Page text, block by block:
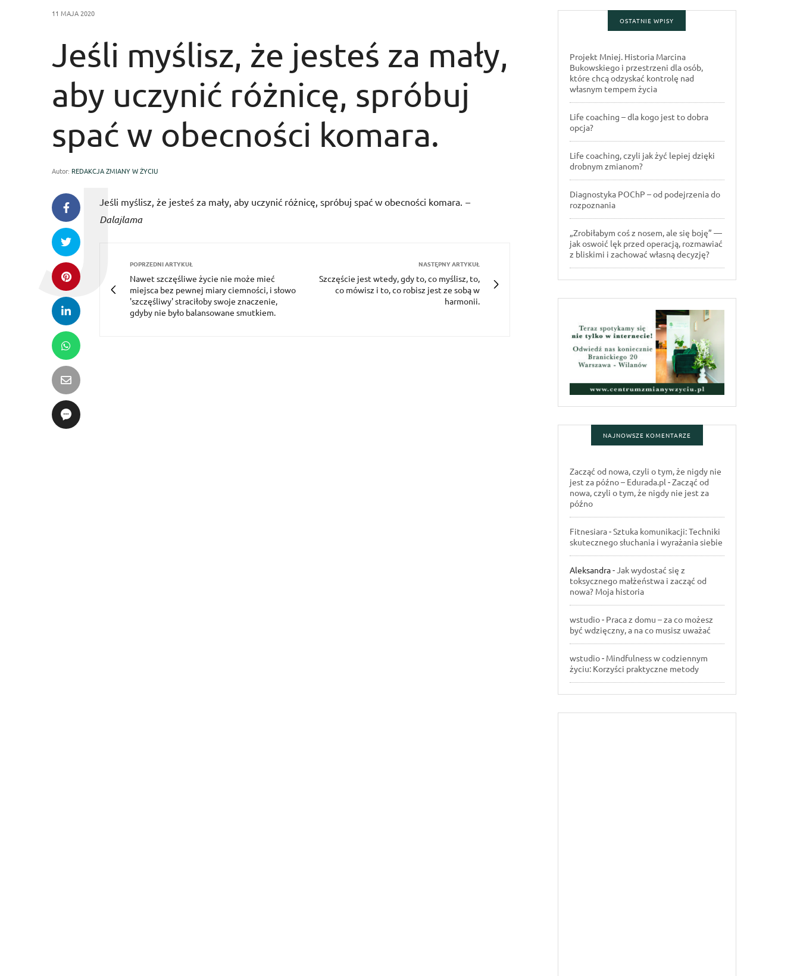
11 MAJA 2020
Jeśli myślisz, że jesteś za mały,
aby uczynić różnicę, spróbuj
spać w obecności komara.
Autor: REDAKCJA ZMIANY W ŻYCIU
Jeśli myślisz, że jesteś za mały, aby uczynić różnicę, spróbuj spać w obecności komara. –
Dalajlama
POPRZEDNI ARTYKUŁ
Nawet szczęśliwe życie nie może mieć
miejsca bez pewnej miary ciemności, i słowo
'szczęśliwy' straciłoby swoje znaczenie,
gdyby nie było balansowane smutkiem.
NASTĘPNY ARTYKUŁ
Szczęście jest wtedy, gdy to, co myślisz, to,
co mówisz i to, co robisz jest ze sobą w
harmonii.
OSTATNIE WPISY
Projekt Mniej. Historia Marcina
Bukowskiego i przestrzeni dla osób,
które chcą odzyskać kontrolę nad
własnym tempem życia
Life coaching – dla kogo jest to dobra
opcja?
Life coaching, czyli jak żyć lepiej dzięki
drobnym zmianom?
Diagnostyka POChP – od podejrzenia do
rozpoznania
„Zrobiłabym coś z nosem, ale się boję” —
jak oswoić lęk przed operacją, rozmawiać
z bliskimi i zachować własną decyzję?
NAJNOWSZE KOMENTARZE
Zacząć od nowa, czyli o tym, że nigdy nie
jest za późno – Edurada.pl -Zacząć od
nowa, czyli o tym, że nigdy nie jest za
późno
Fitnesiara-Sztuka komunikacji: Techniki
skutecznego słuchania i wyrażania siebie
Aleksandra-Jak wydostać się z
toksycznego małżeństwa i zacząć od
nowa? Moja historia
wstudio- Praca z domu – za co możesz
być wdzięczny, a na co musisz uważać
wstudio- Mindfulness w codziennym
życiu: Korzyści praktyczne metody